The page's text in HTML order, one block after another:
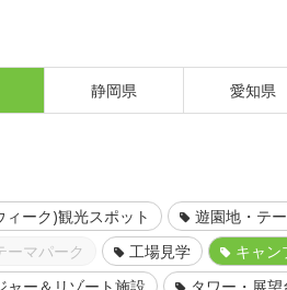
静岡県 愛知県
ィーク)観光スポット
遊園地・テ
ーマパーク 工場見学
キャン